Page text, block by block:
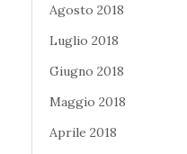
Agosto 2018
Luglio 2018
Giugno 2018
Maggio 2018
Aprile 2018